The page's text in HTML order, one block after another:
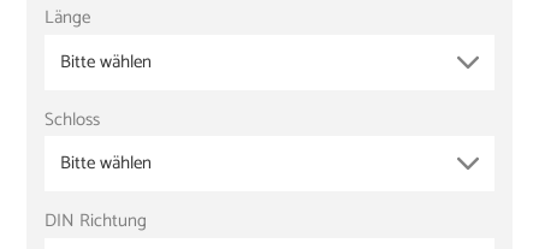
Länge
Bitte wählen
Schloss
Bitte wählen
DIN Richtung